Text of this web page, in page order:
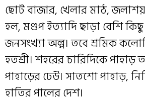
ছোট বাজার, খেলার মাঠ,
হল, মণ্ডপ ইত্যাদি ছাড়া বেশি
জনসংখ্যা অল্প। তবে শ্রমিক
হতশ্রী। শহরের চারিদিকে
পাহাড়ের ঢেউ। সাতশো পাহাড়,
হাতির পালের দেশ।